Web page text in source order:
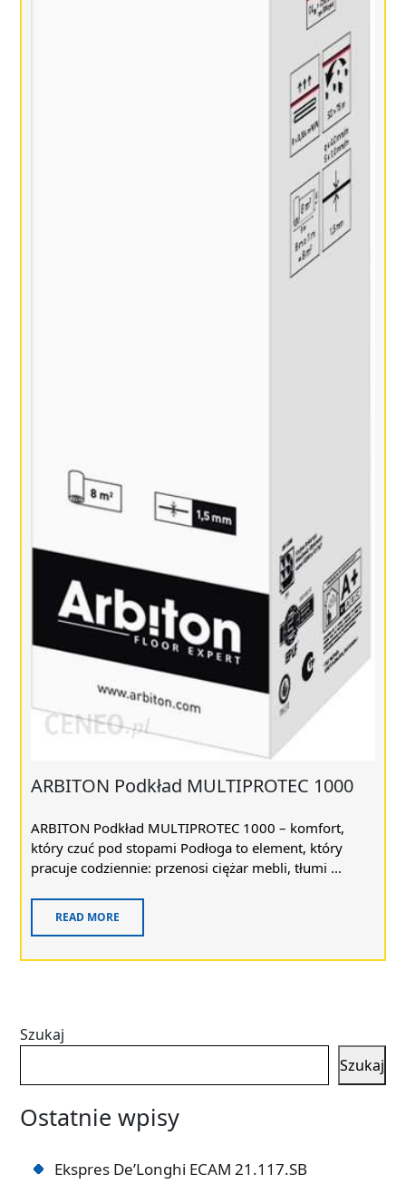
ARBITON Podkład MULTIPROTEC 1000
ARBITON Podkład MULTIPROTEC 1000 – komfort,
który czuć pod stopami Podłoga to element, który
pracuje codziennie: przenosi ciężar mebli, tłumi ...
READ MORE
Szukaj
Szukaj
Ostatnie wpisy
Ekspres De’Longhi ECAM 21.117.SB